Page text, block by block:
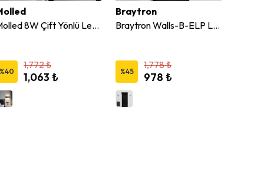
Molled 8W Çift Yönlü Led Duvar Aplik
40
1,772 ₺
1,063 ₺
Braytron
Braytron Walls-B-ELP Led Duvar Aplik Sensörlü 20W
%45
1,778 ₺
978 ₺